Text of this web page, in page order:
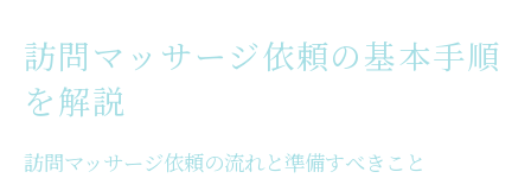
訪問マッサージ依頼時の無料体験活用のす
すめ
保険適用で訪問マッサージを受ける流れ
訪問マッサージ依頼の基本手順
を解説
訪問マッサージ依頼の流れと準備すべきこと